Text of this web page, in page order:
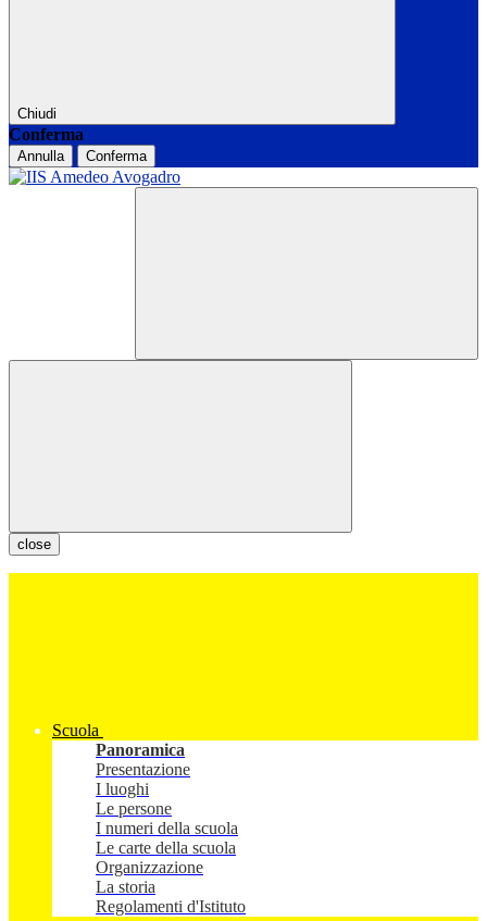
Chiudi
Conferma
Annulla Conferma
close
Scuola
Panoramica
Presentazione
I luoghi
Le persone
I numeri della scuola
Le carte della scuola
Organizzazione
La storia
Regolamenti d'Istituto